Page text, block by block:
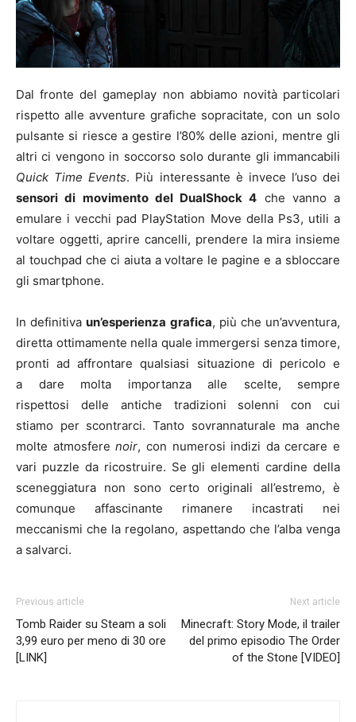
Dal fronte del gameplay non abbiamo novità particolari
rispetto alle avventure grafiche sopracitate, con un solo
pulsante si riesce a gestire l’80% delle azioni, mentre gli
altri ci vengono in soccorso solo durante gli immancabili
Quick Time Events. Più interessante è invece l’uso dei
sensori di movimento del DualShock 4 che vanno a
emulare i vecchi pad PlayStation Move della Ps3, utili a
voltare oggetti, aprire cancelli, prendere la mira insieme
al touchpad che ci aiuta a voltare le pagine e a sbloccare
gli smartphone.
In definitivaun’esperienza grafica, più che un’avventura,
diretta ottimamente nella quale immergersi senza timore,
pronti ad affrontare qualsiasi situazione di pericolo e
a dare molta importanza alle scelte, sempre
rispettosi delle antiche tradizioni solenni con cui
stiamo per scontrarci. Tanto sovrannaturale ma anche
molte atmosferenoir, con numerosi indizi da cercare e
vari puzzle da ricostruire. Se gli elementi cardine della
sceneggiatura non sono certo originali all’estremo, è
comunque affascinante rimanere incastrati nei
meccanismi che la regolano, aspettando che l’alba venga
a salvarci.
Previous article
Tomb Raider su Steam a soli
3,99 euro per meno di 30 ore
[LINK]
Next article
Minecraft: Story Mode, il trailer
del primo episodio The Order
of the Stone [VIDEO]